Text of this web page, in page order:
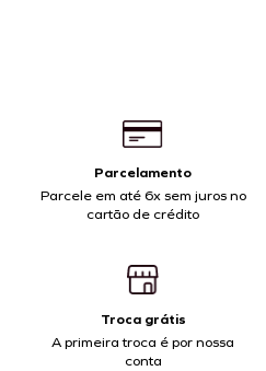
Parcelamento
Parcele em até 6x sem juros no
cartão de crédito
Troca grátis
A primeira troca é por nossa
conta